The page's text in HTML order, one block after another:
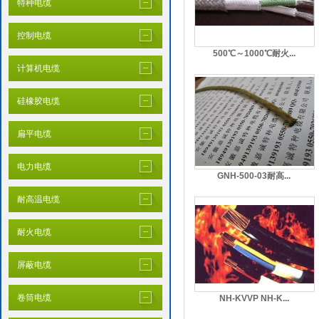
特种电缆
控制电缆
计算机电缆
硅橡胶电缆
扁平电缆
电力电缆
耐高温电缆
耐火电缆
屏蔽电缆
卷筒电缆
500℃～1000℃耐火...
GNH-500-03耐高...
NH-KVVP NH-K...